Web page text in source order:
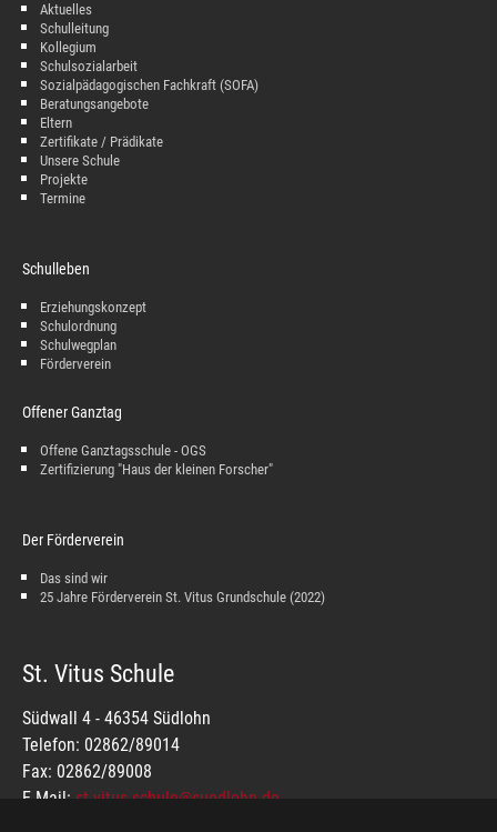
Aktuelles
Schulleitung
Kollegium
Schulsozialarbeit
Sozialpädagogischen Fachkraft (SOFA)
Beratungsangebote
Eltern
Zertifikate / Prädikate
Unsere Schule
Projekte
Termine
Schulleben
Erziehungskonzept
Schulordnung
Schulwegplan
Förderverein
Offener Ganztag
Offene Ganztagsschule - OGS
Zertifizierung "Haus der kleinen Forscher"
Der Förderverein
Das sind wir
25 Jahre Förderverein St. Vitus Grundschule (2022)
St. Vitus Schule
Südwall 4 - 46354 Südlohn
Telefon: 02862/89014
Fax: 02862/89008
E-Mail: st-vitus-schule@suedlohn.de